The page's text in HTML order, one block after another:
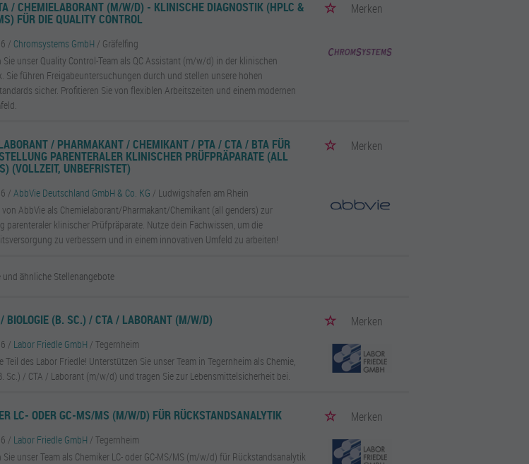
/ CHEMIELABORANT (M/W/D) - KLINISCHE DIAGNOSTIK (HPLC &
FÜR DIE QUALITY CONTROL
Merken
/ Chromsystems GmbH / Gräfelfing
Sie unser Quality Control-Team als QC Assistant (m/w/d) in der klinischen
Sie führen Freigabeuntersuchungen durch und stellen unsere hohen
sicher. Profitieren Sie von flexiblen Arbeitszeiten und einem modernen
/ PHARMAKANT / CHEMIKANT / PTA / CTA / BTA FÜR
PARENTERALER KLINISCHER PRÜFPRÄPARATE (ALL
(VOLLZEIT, UNBEFRISTET)
Merken
/AbbVie Deutschland GmbH & Co. KG / Ludwigshafen am Rhein
von AbbVie als Chemielaborant/Pharmakant/Chemikant (all genders) zur
parenteraler klinischer Prüfpräparate. Nutze dein Fachwissen, um die
zu verbessern und in einem innovativen Umfeld zu arbeiten!
und ähnliche Stellenangebote
BIOLOGIE (B. SC.) / CTA / LABORANT (M/W/D) Merken
/ Labor Friedle GmbH / Tegernheim
Teil des Labor Friedle! Unterstützen Sie unser Team in Tegernheim als Chemie,
Sc.) / CTA / Laborant (m/w/d) und tragen Sie zur Lebensmittelsicherheit bei.
LC- ODER GC-MS/MS (M/W/D) FÜR RÜCKSTANDSANALYTIK Merken
/ Labor Friedle GmbH / Tegernheim
Sie unser Team als Chemiker LC- oder GC-MS/MS (m/w/d) für Rückstandsanalytik